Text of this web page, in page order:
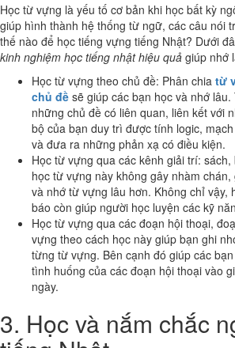
Học từ vựng là yếu tố cơ bản khi học bất kỳ
giúp hình thành hệ thống từ ngữ, các câu nói
thế nào để học tiếng vựng tiếng Nhật? Dưới
kinh nghiệm học tiếng nhật hiệu quả giúp nhớ
Học từ vựng theo chủ đề: Phân chia từ
chủ đề sẽ giúp các bạn học và nhớ
những chủ đề có liên quan, liên kết với
bộ của bạn duy trì được tính logic,
và đưa ra những phản xạ có điều kiện.
Học từ vựng qua các kênh giải trí:
học từ vựng này không gây nhàm
và nhớ từ vựng lâu hơn. Không chỉ vậy,
báo còn giúp người học luyện các kỹ
Học từ vựng qua các đoạn hội thoại,
vựng theo cách học này giúp bạn ghi
từng từ vựng. Bên cạnh đó giúp các
tình huống của các đoạn hội thoại vào
ngày.
3. Học và nắm chắc